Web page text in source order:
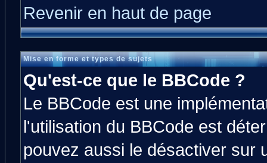
Revenir en haut de page
Mise en forme et types de sujets
Qu'est-ce que le BBCode ?
Le BBCode est une
l'utilisation du BBCode est
pouvez aussi le désactiver sur